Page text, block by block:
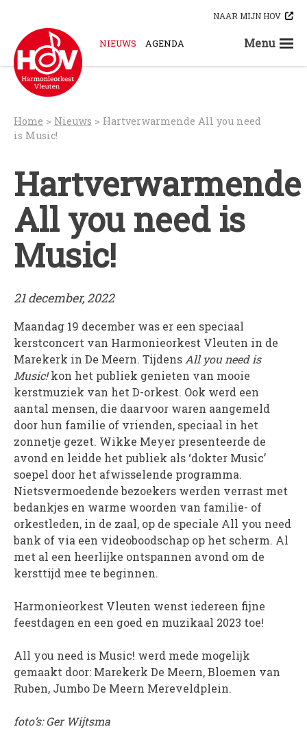
content
NAAR MIJN HOV
NIEUWS AGENDA
Menu
HOV-B
HOV-E
HOV-G
HOV-O
Bloaskapel Vleuten
Saxofoonkwartet Hova Zembla
Klarinettenensemble Brandhout
PROJECTEN
Muziek is de Basis!
Zomerorkest Vleuten
Saxophone Orchestra
Moet je Hoor’n!
HOV Loud & Proud
OVER ONS
Wie zijn we?
Bestuur
Dirigenten
Verenigingsstukken
Partners
Contact
WINKELWAGEN
Home > Nieuws > Hartverwarmende All you need
is Music!
Hartverwarmende
All you need is
Music!
21 december, 2022
Maandag 19 december was er een speciaal
kerstconcert van Harmonieorkest Vleuten in de
Marekerk in De Meern. Tijdens All you need is
Music!kon het publiek genieten van mooie
kerstmuziek van het D-orkest. Ook werd een
aantal mensen, die daarvoor waren aangemeld
door hun familie of vrienden, speciaal in het
zonnetje gezet. Wikke Meyer presenteerde de
avond en leidde het publiek als ‘dokter Music’
soepel door het afwisselende programma.
Nietsvermoedende bezoekers werden verrast met
bedankjes en warme woorden van familie- of
orkestleden, in de zaal, op de speciale All you need
bank of via een videoboodschap op het scherm. Al
met al een heerlijke ontspannen avond om de
kersttijd mee te beginnen.
Harmonieorkest Vleuten wenst iedereen fijne
feestdagen en een goed en muzikaal 2023 toe!
All you need is Music! werd mede mogelijk
gemaakt door: Marekerk De Meern, Bloemen van
Ruben, Jumbo De Meern Mereveldplein.
foto’s: Ger Wijtsma